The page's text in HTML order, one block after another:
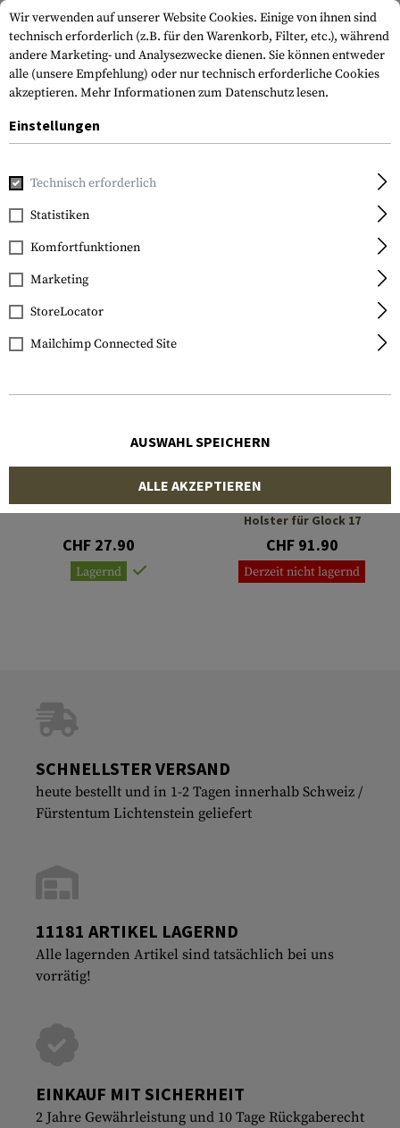
Home Tactical Gear
FILTER
Shoulder Nylon Holster
CHF 27.90
Lagernd
Fast-Draw Shoulder
Holster für Glock 17
CHF 91.90
Derzeit nicht lagernd
SCHNELLSTER VERSAND
heute bestellt und in 1-2 Tagen innerhalb Schweiz /
Fürstentum Lichtenstein geliefert
11181 ARTIKEL LAGERND
Alle lagernden Artikel sind tatsächlich bei uns
vorrätig!
EINKAUF MIT SICHERHEIT
2 Jahre Gewährleistung und 10 Tage Rückgaberecht
Wir verwenden auf unserer Website Cookies. Einige von ihnen sind
technisch erforderlich (z.B. für den Warenkorb, Filter, etc.), während
andere Marketing- und Analysezwecke dienen. Sie können entweder
alle (unsere Empfehlung) oder nur technisch erforderliche Cookies
akzeptieren. Mehr Informationen zum Datenschutz lesen.
Einstellungen
Technisch erforderlich
Statistiken
Komfortfunktionen
Marketing
StoreLocator
Mailchimp Connected Site
AUSWAHL SPEICHERN
ALLE AKZEPTIEREN